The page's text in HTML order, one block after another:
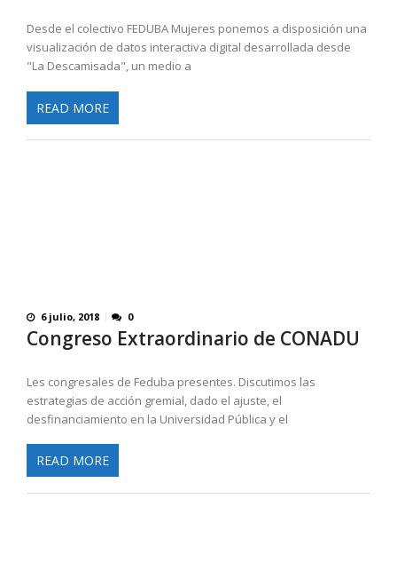
Desde el colectivo FEDUBA Mujeres ponemos a disposición una
visualización de datos interactiva digital desarrollada desde
"La Descamisada", un medio a
READ MORE
6 julio, 2018 0
Congreso Extraordinario de CONADU
Les congresales de Feduba presentes. Discutimos las
estrategias de acción gremial, dado el ajuste, el
desfinanciamiento en la Universidad Pública y el
READ MORE